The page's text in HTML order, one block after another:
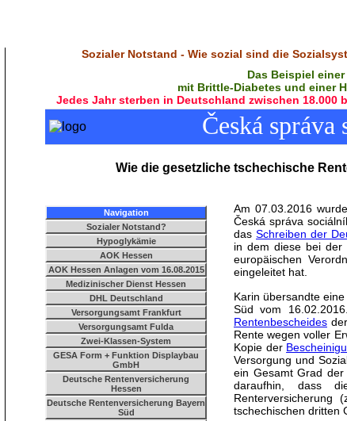
Sozialer Notstand - Wie sozial sind die
Das Beispiel
mit Brittle-Diabetes und einer
Jedes Jahr sterben in Deutschland zwischen 18.000
Česká správa
Wie die gesetzliche tschechische
Navigation
Sozialer Notstand?
Hypoglykämie
AOK Hessen
AOK Hessen Anlagen vom 16.08.2015
Medizinischer Dienst Hessen
DHL Deutschland
Versorgungsamt Frankfurt
Versorgungsamt Fulda
Zwei-Klassen-System
GESA Form + Funktion Displaybau
GmbH
Deutsche Rentenversicherung
Hessen
Deutsche Rentenversicherung Bayern
Süd
Am 07.03.2016
Česká správa
das Schreiben der
in dem diese bei der
europäischen
eingeleitet hat.
Karin übersandte
Süd vom
Rentenbescheides
Rente wegen voller
Kopie der
Versorgung und
ein Gesamt Grad
daraufhin, dass
Renterversicherung
tschechischen dritten